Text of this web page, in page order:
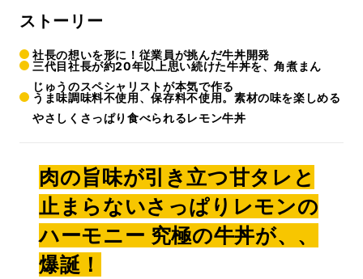
ストーリー
社長の想いを形に！従業員が挑んだ牛丼開発
三代目社長が約20年以上思い続けた牛丼を、角煮まん
じゅうのスペシャリストが本気で作る
うま味調味料不使用、保存料不使用。素材の味を楽しめる
やさしくさっぱり食べられるレモン牛丼
肉の旨味が引き立つ甘タレと
止まらないさっぱりレモンの
ハーモニー 究極の牛丼が、、
爆誕！